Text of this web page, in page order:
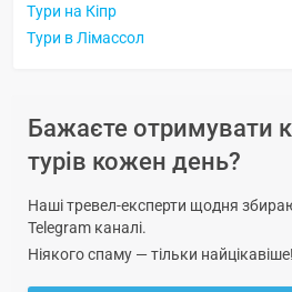
Тури на Кіпр
Тури в Лімассол
Бажаєте отримувати
турів кожен день?
Наші тревел-експерти щодня
Telegram каналі.
Ніякого спаму — тільки найцікавіше!